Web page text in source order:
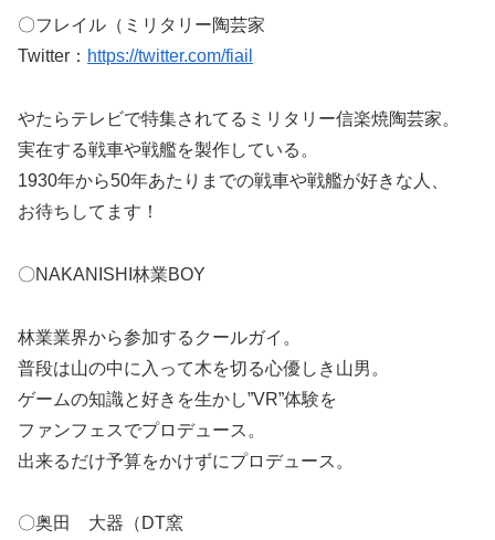
〇フレイル（ミリタリー陶芸家
Twitter： https://twitter.com/fiail
やたらテレビで特集されてるミリタリー信楽焼陶芸家。
実在する戦車や戦艦を製作している。
1930年から50年あたりまでの戦車や戦艦が好きな人、
お待ちしてます！
〇NAKANISHI林業BOY
林業業界から参加するクールガイ。
普段は山の中に入って木を切る心優しき山男。
ゲームの知識と好きを生かし”VR”体験を
ファンフェスでプロデュース。
出来るだけ予算をかけずにプロデュース。
〇奥田 大器（DT窯